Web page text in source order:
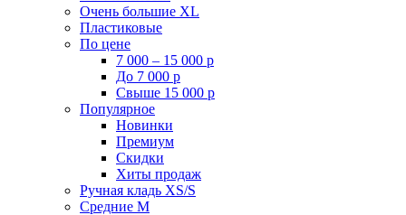
Очень большие XL
Пластиковые
По цене
7 000 – 15 000 р
До 7 000 р
Свыше 15 000 р
Популярное
Новинки
Премиум
Скидки
Хиты продаж
Ручная кладь XS/S
Средние M